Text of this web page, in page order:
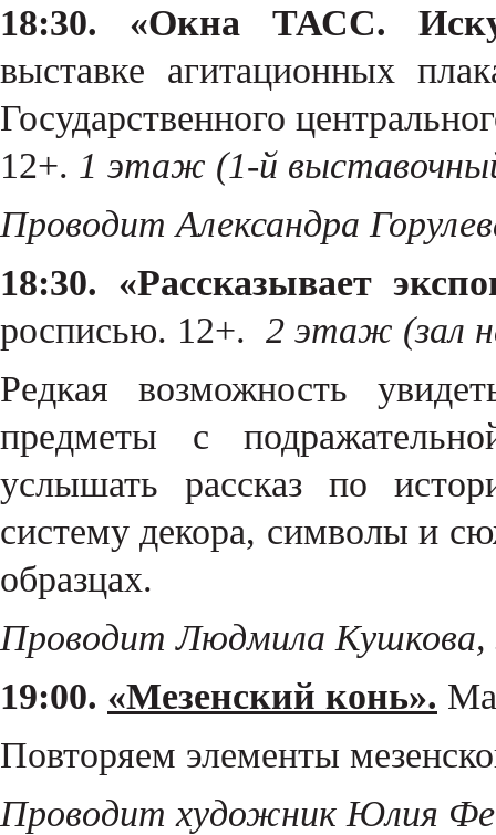
18:30. «Окна ТАСС.
выставке агитационных
Государственного
12+. 1 этаж (1-й
Проводит Александра
18:30. «Рассказывает
росписью. 12+. 2 этаж (зал
Редкая возможность
предметы с
услышать рассказ по
систему декора, символы и
образцах.
Проводит Людмила Кушкова,
19:00. «Мезенский конь».
Повторяем элементы
Проводит художник Юлия